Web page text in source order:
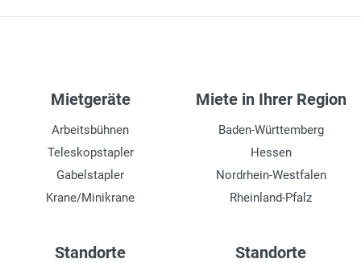
Mietgeräte
Arbeitsbühnen
Teleskopstapler
Gabelstapler
Krane/Minikrane
Miete in Ihrer Region
Baden-Württemberg
Hessen
Nordrhein-Westfalen
Rheinland-Pfalz
Standorte Standorte